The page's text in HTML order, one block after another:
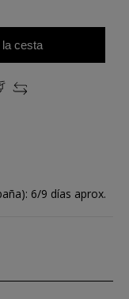
cesta
6/9 días aprox.